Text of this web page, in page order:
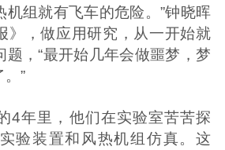
机组就有飞车的危险。”钟晓晖
》，做应用研究，从一开始就
题，“最开始几年会做噩梦，梦
”
4年里，他们在实验室苦苦探
验装置和风热机组仿真。这